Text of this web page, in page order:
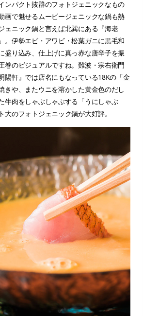
ンパクト抜群のフォトジェニックなもの
画で魅せるムービージェニックな鍋も熱
ェニック鍋と言えば北巽にある『海老
。伊勢エビ・アワビ・松葉ガニに黒毛和
盛り込み、仕上げに真っ赤な唐辛子を振
巻のビジュアルですね。難波・宗右衛門
陽軒』では店名にもなっている18Kの「金
きや、またウニを溶かした黄金色のだし
牛肉をしゃぶしゃぶする「うにしゃぶ
大のフォトジェニック鍋が大好評。